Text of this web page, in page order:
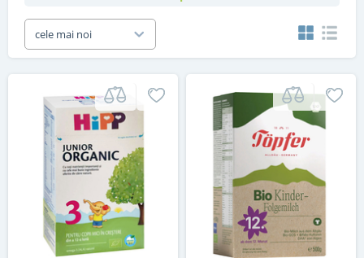
cele mai noi